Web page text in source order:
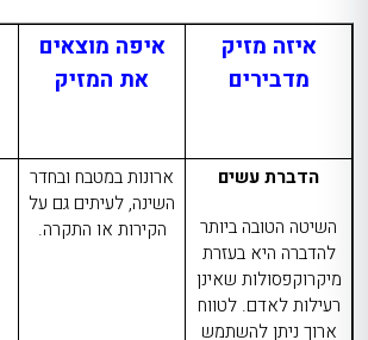
איזה מזיק
מדבירים
איפה מוצאים
את המזיק
הדברת עשים
השיטה הטובה ביותר
להדברה היא בעזרת
מיקרוקפסולות שאינן
רעילות לאדם. לטווח
ארוך ניתן להשתמש
ארונות במטבח ובחדר
השינה, לעיתים גם על
הקירות או התקרה.